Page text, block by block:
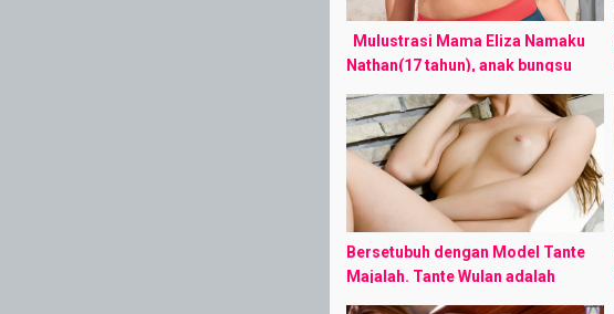
Mulustrasi Mama Eliza Namaku
Nathan(17 tahun), anak bungsu
dari 2 bersaudara. aku, ayahku
Daniel (42), dan mamaku Elizabeth
(38) kami adalah keluarga
keturunan ...
Bersetubuh dengan Model Tante
Majalah. Tante Wulan adalah
teman dekat dari Mamaku, tetapi